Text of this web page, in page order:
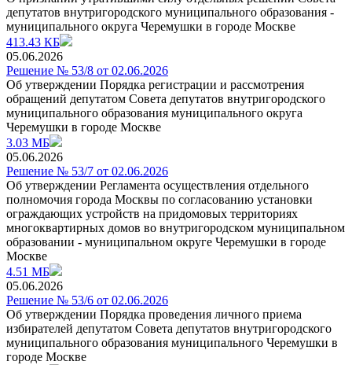
депутатов внутригородского муниципального образования -
муниципального округа Черемушки в городе Москве
413.43 КБ
05.06.2026
Решение № 53/8 от 02.06.2026
Об утверждении Порядка регистрации и рассмотрения
обращений депутатом Совета депутатов внутригородского
муниципального образования муниципального округа
Черемушки в городе Москве
3.03 МБ
05.06.2026
Решение № 53/7 от 02.06.2026
Об утверждении Регламента осуществления отдельного
полномочия города Москвы по coгласованию установки
ограждающих устройств на придомовых территориях
многоквартирных домов во внутригородском муниципальном
образовании - муниципальном округе Черемушки в городе
Москве
4.51 МБ
05.06.2026
Решение № 53/6 от 02.06.2026
Об утверждении Порядка проведения личного приема
избирателей депутатом Совета депутатов внутригородского
муниципального образования муниципального Черемушки в
городе Москве